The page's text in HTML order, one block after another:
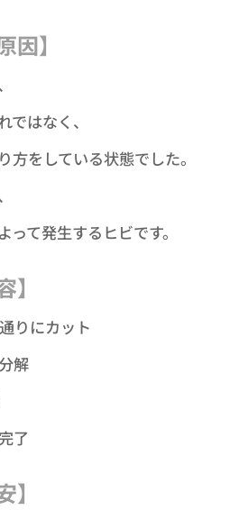
因】
はなく、
方をしている状態でした。
て発生するヒビです。
】
りにカット
解
了
】